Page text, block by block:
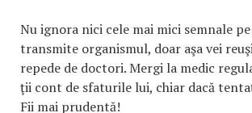
Nu ignora nici cele mai mici semnale
transmite organismul, doar aşa vei
repede de doctori. Mergi la medic
ţii cont de sfaturile lui, chiar dacă
Fii mai prudentă!